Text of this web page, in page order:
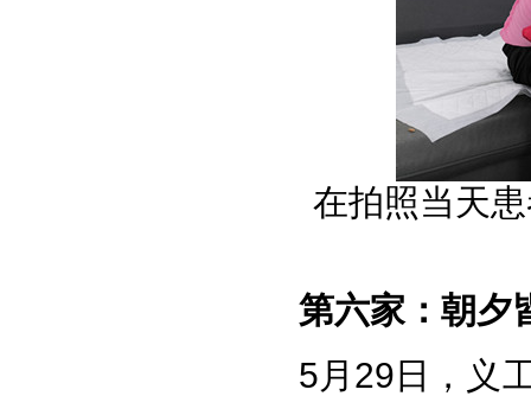
在拍照当天
第六家： 朝夕
5月29日，义